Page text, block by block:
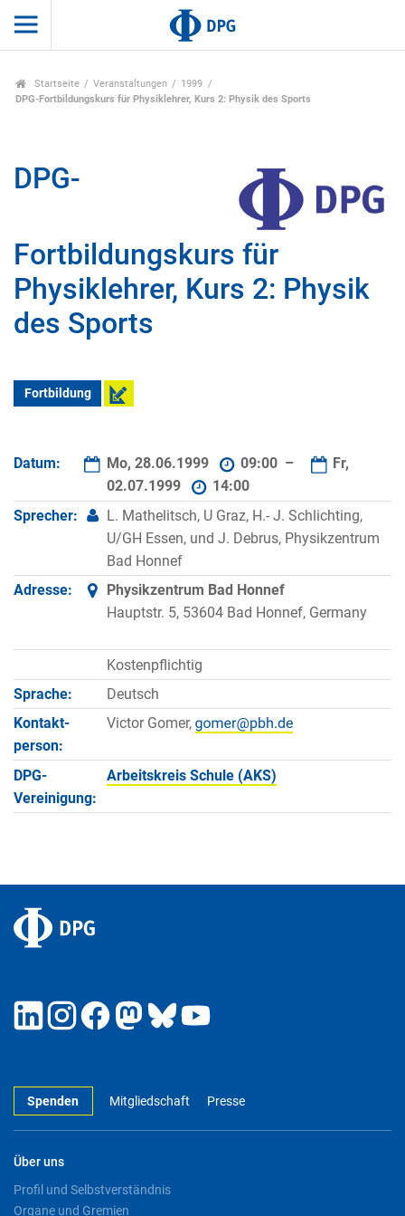
Startseite Veranstaltungen
1999
DPG-Fortbildungskurs für Physiklehrer, Kurs 2: Physik des Sports
DPG-
Fortbildungskurs für
Physiklehrer, Kurs 2: Physik
des Sports
Fortbildung
Datum: Mo, 28.06.1999 09:00 –
Fr,
02.07.1999
14:00
Sprecher:
L. Mathelitsch, U Graz, H.- J. Schlichting,
U/GH Essen, und J. Debrus, Physikzentrum
Bad Honnef
Adresse:
Physikzentrum Bad Honnef
Hauptstr. 5, 53604 Bad Honnef, Germany
Kostenpflichtig
Sprache:
Deutsch
Kontakt­
person:
Victor Gomer,
DPG-
Vereinigung:
Arbeitskreis Schule (AKS)
Spenden Mitgliedschaft Presse
Über uns
Profil und Selbstverständnis
Organe und Gremien